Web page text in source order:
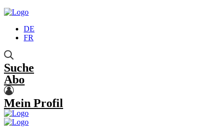
DE
FR
Suche
Abo
Mein Profil